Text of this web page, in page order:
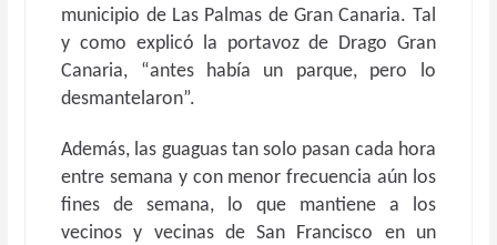
municipio de Las Palmas de Gran Canaria. Tal
y como explicó la portavoz de Drago Gran
Canaria, “antes había un parque, pero lo
desmantelaron”.
Además, las guaguas tan solo pasan cada hora
entre semana y con menor frecuencia aún los
fines de semana, lo que mantiene a los
vecinos y vecinas de San Francisco en un